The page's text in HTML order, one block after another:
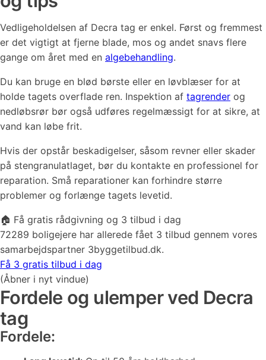
Vedligeholdelsen af Decra tag er enkel. Først og fremmest
er det vigtigt at fjerne blade, mos og andet snavs flere
gange om året med en algebehandling.
Du kan bruge en blød børste eller en løvblæser for at
holde tagets overflade ren. Inspektion af tagrender og
nedløbsrør bør også udføres regelmæssigt for at sikre, at
vand kan løbe frit.
Hvis der opstår beskadigelser, såsom revner eller skader
på stengranulatlaget, bør du kontakte en professionel for
reparation. Små reparationer kan forhindre større
problemer og forlænge tagets levetid.
🏠 Få gratis rådgivning og 3 tilbud i dag
72289 boligejere har allerede fået 3 tilbud gennem vores
samarbejdspartner 3byggetilbud.dk.
Få 3 gratis tilbud i dag
(Åbner i nyt vindue)
Fordele og ulemper ved Decra
tag
Fordele: